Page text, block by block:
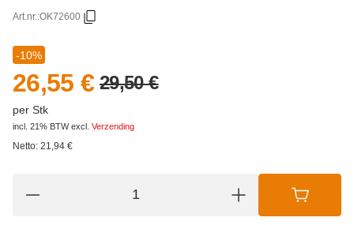
Art.nr.:OK72600
-10%
26,55 € 29,50 €
per Stk
incl. 21% BTWexcl. Verzending
Netto: 21,94 €